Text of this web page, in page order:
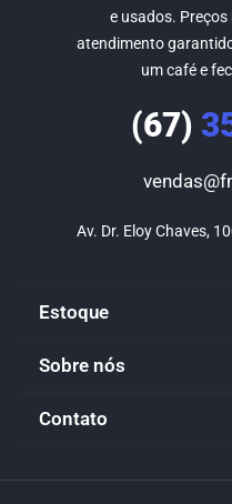
e usados.
atendimento
um café e
(67)
Av. Dr. Eloy Chaves,
Estoque
Sobre nós
Contato